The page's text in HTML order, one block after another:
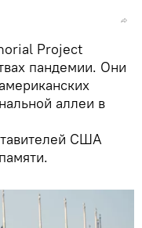
Project
пандемии. Они
аллеи в
США